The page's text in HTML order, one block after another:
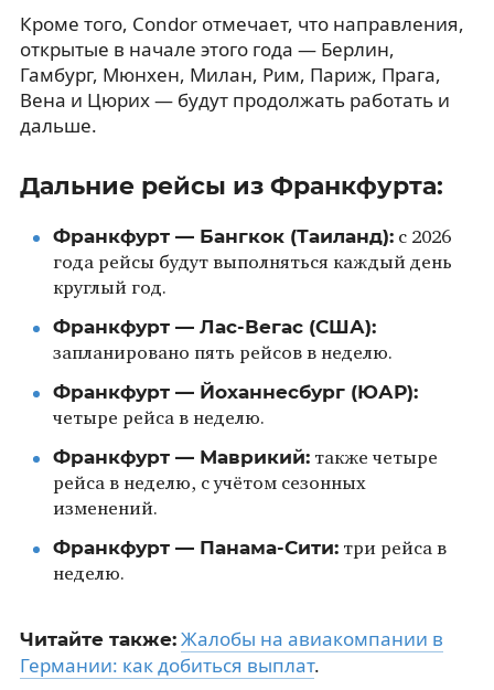
Кроме того, Condor отмечает, что направления,
открытые в начале этого года — Берлин,
Гамбург, Мюнхен, Милан, Рим, Париж, Прага,
Вена и Цюрих — будут продолжать работать и
дальше.
Дальние рейсы из Франкфурта:
Франкфурт — Бангкок (Таиланд):с 2026
года рейсы будут выполняться каждый день
круглый год.
Франкфурт — Лас-Вегас (США):
запланировано пять рейсов в неделю.
Франкфурт — Йоханнесбург (ЮАР):
четыре рейса в неделю.
Франкфурт — Маврикий:также четыре
рейса в неделю, с учётом сезонных
изменений.
Франкфурт — Панама-Сити:три рейса в
неделю.
Читайте также: Жалобы на авиакомпании в
Германии: как добиться выплат.